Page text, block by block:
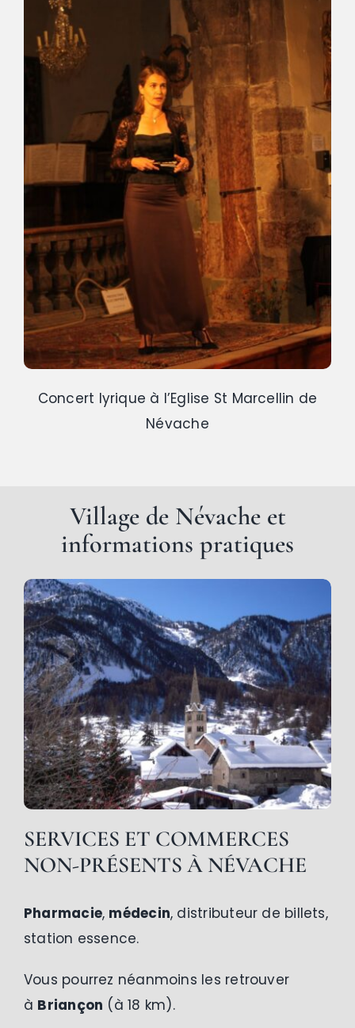
Concert lyrique à l’Eglise St Marcellin de
Névache
Village de Névacheet
informations pratiques
SERVICES ET COMMERCES
NON-PRÉSENTS À NÉVACHE
Pharmacie, médecin, distributeur de billets,
station essence.
Vous pourrez néanmoins les retrouver
à Briançon (à 18 km).